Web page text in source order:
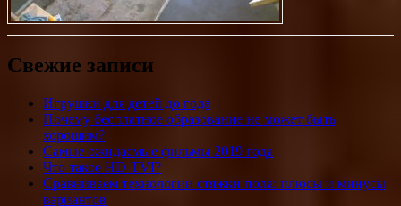
Свежие записи
Игрушки для детей до года
Почему бесплатное образование не может быть
хорошим?
Самые ожидаемые фильмы 2019 года
Что такое HD-TVI?
Сравниваем технологии стяжки пола: плюсы и минусы
вариантов